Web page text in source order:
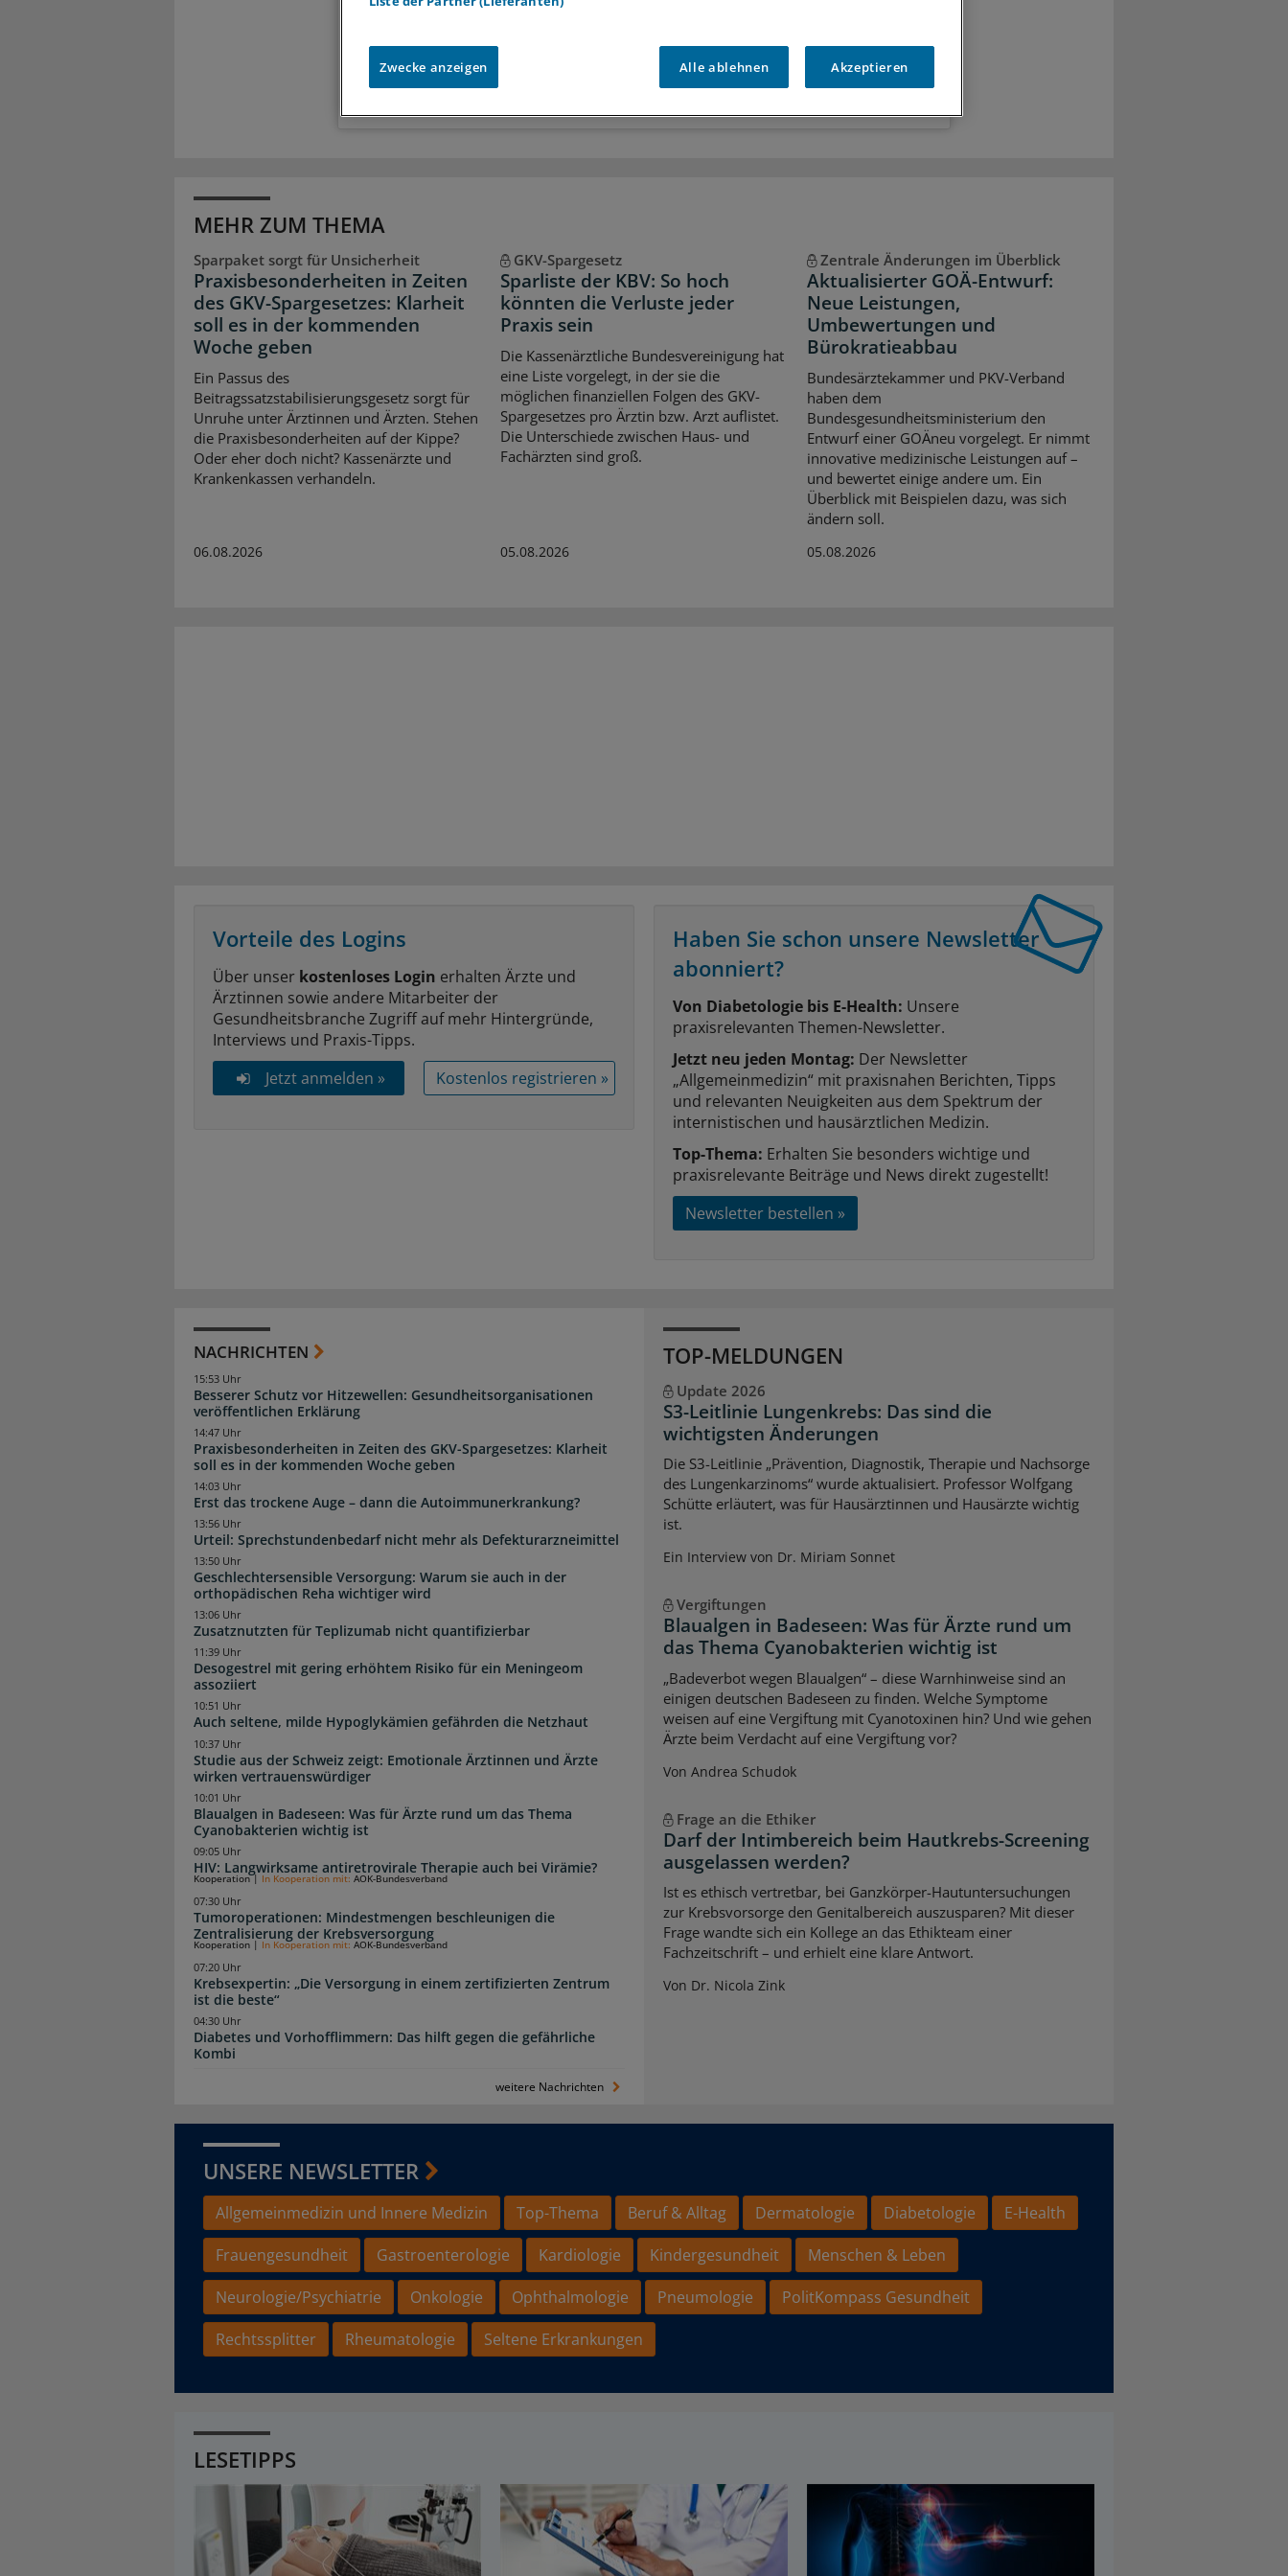
MehrAnalysen, Hintergründe und Infografiken
Zugriff auf alle
medizinischen Berichte und Kommentare
Voraussetzungen für den Zugang
MEHR ZUM THEMA
Sparpaket sorgt für Unsicherheit
Praxisbesonderheiten in Zeiten
des GKV-Spargesetzes: Klarheit
soll es in der kommenden
Woche geben
Ein Passus des
Beitragssatzstabilisierungsgesetz sorgt für
Unruhe unter Ärztinnen und Ärzten. Stehen
die Praxisbesonderheiten auf der Kippe?
Oder eher doch nicht? Kassenärzte und
Krankenkassen verhandeln.
06.08.2026
GKV-Spargesetz
Sparliste der KBV: So hoch
könnten die Verluste jeder
Praxis sein
Die Kassenärztliche Bundesvereinigung hat
eine Liste vorgelegt, in der sie die
möglichen finanziellen Folgen des GKV-
Spargesetzes pro Ärztin bzw. Arzt auflistet.
Die Unterschiede zwischen Haus- und
Fachärzten sind groß.
05.08.2026
Zentrale Änderungen im Überblick
Aktualisierter GOÄ-Entwurf:
Neue Leistungen,
Umbewertungen und
Bürokratieabbau
Bundesärztekammer und PKV-Verband
haben dem
Bundesgesundheitsministerium den
Entwurf einer GOÄneu vorgelegt. Er nimmt
innovative medizinische Leistungen auf –
und bewertet einige andere um. Ein
Überblick mit Beispielen dazu, was sich
ändern soll.
05.08.2026
Vorteile des Logins
Über unser kostenloses Login erhalten Ärzte und
Ärztinnen sowie andere Mitarbeiter der
Gesundheitsbranche Zugriff auf mehr Hintergründe,
Interviews und Praxis-Tipps.
Jetzt anmelden »
Kostenlos registrieren »
Haben Sie schon unsere Newsletter
abonniert?
Von Diabetologie bis E-Health: Unsere
praxisrelevanten Themen-Newsletter.
Jetzt neu jeden Montag: Der Newsletter
„Allgemeinmedizin“ mit praxisnahen Berichten, Tipps
und relevanten Neuigkeiten aus dem Spektrum der
internistischen und hausärztlichen Medizin.
Top-Thema: Erhalten Sie besonders wichtige und
praxisrelevante Beiträge und News direkt zugestellt!
Newsletter bestellen »
NACHRICHTEN
Besserer Schutz vor Hitzewellen: Gesundheitsorganisationen
veröffentlichen Erklärung
15:53 Uhr
Praxisbesonderheiten in Zeiten des GKV-Spargesetzes: Klarheit
soll es in der kommenden Woche geben
14:47 Uhr
Erst das trockene Auge – dann die Autoimmunerkrankung?
14:03 Uhr
Urteil: Sprechstundenbedarf nicht mehr als Defekturarzneimittel
13:56 Uhr
Geschlechtersensible Versorgung: Warum sie auch in der
orthopädischen Reha wichtiger wird
13:50 Uhr
Zusatznutzten für Teplizumab nicht quantifizierbar
13:06 Uhr
Desogestrel mit gering erhöhtem Risiko für ein Meningeom
assoziiert
11:39 Uhr
Auch seltene, milde Hypoglykämien gefährden die Netzhaut
10:51 Uhr
Studie aus der Schweiz zeigt: Emotionale Ärztinnen und Ärzte
wirken vertrauenswürdiger
10:37 Uhr
Blaualgen in Badeseen: Was für Ärzte rund um das Thema
Cyanobakterien wichtig ist
10:01 Uhr
HIV: Langwirksame antiretrovirale Therapie auch bei Virämie?
09:05 Uhr
Tumoroperationen: Mindestmengen beschleunigen die
Zentralisierung der Krebsversorgung
Kooperation| In Kooperation mit: AOK-Bundesverband
07:30 Uhr
Krebsexpertin: „Die Versorgung in einem zertifizierten Zentrum
ist die beste“
Kooperation In Kooperation mit: AOK-Bundesverband
07:20 Uhr
Diabetes und Vorhofflimmern: Das hilft gegen die gefährliche
Kombi
04:30 Uhr
weitere Nachrichten
TOP-MELDUNGEN
Update 2026
S3-Leitlinie Lungenkrebs: Das sind die
wichtigsten Änderungen
Die S3-Leitlinie „Prävention, Diagnostik, Therapie und Nachsorge
des Lungenkarzinoms“ wurde aktualisiert. Professor Wolfgang
Schütte erläutert, was für Hausärztinnen und Hausärzte wichtig
ist.
Ein Interview von Dr. Miriam Sonnet
Vergiftungen
Blaualgen in Badeseen: Was für Ärzte rund um
das Thema Cyanobakterien wichtig ist
„Badeverbot wegen Blaualgen“ – diese Warnhinweise sind an
einigen deutschen Badeseen zu finden. Welche Symptome
weisen auf eine Vergiftung mit Cyanotoxinen hin? Und wie gehen
Ärzte beim Verdacht auf eine Vergiftung vor?
Von Andrea Schudok
Frage an die Ethiker
Darf der Intimbereich beim Hautkrebs-Screening
ausgelassen werden?
Ist es ethisch vertretbar, bei Ganzkörper-Hautuntersuchungen
zur Krebsvorsorge den Genitalbereich auszusparen? Mit dieser
Frage wandte sich ein Kollege an das Ethikteam einer
Fachzeitschrift – und erhielt eine klare Antwort.
Von Dr. Nicola Zink
UNSERE NEWSLETTER
Allgemeinmedizin und Innere Medizin Top-Thema Beruf & Alltag Dermatologie Diabetologie
E-Health
Frauengesundheit
Gastroenterologie Kardiologie Kindergesundheit
Menschen & Leben
Neurologie/Psychiatrie
Onkologie Ophthalmologie Pneumologie
PolitKompass Gesundheit
Rechtssplitter
Rheumatologie Seltene Erkrankungen
LESETIPPS
Zwecke anzeigen Alle ablehnen Akzeptieren